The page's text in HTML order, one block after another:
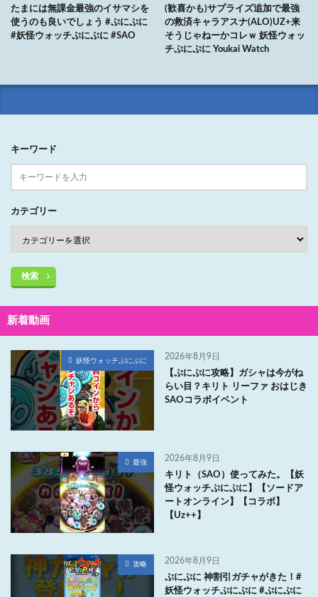
たまには無課金最強のイサマシを
使うのも良いでしょう #ぷにぷに
#妖怪ウォッチぷにぷに #SAO
(歓喜かも)サプライズ追加で最強
の救済キャラアスナ(ALO)UZ+来
そうじゃねーかコレｗ 妖怪ウォッ
チぷにぷに Youkai Watch
キーワード
カテゴリー
検索
新着動画
妖怪ウォッチぷにぷに 2026年8月9日
【ぷにぷに攻略】ガシャは今がね
らい目？キリト リーファ おはじき
SAOコラボイベント
最強 2026年8月9日
キリト（SAO）使ってみた。【妖
怪ウォッチぷにぷに】【ソードア
ートオンライン】【コラボ】
【Uz++】
攻略 2026年8月9日
ぷにぷに 神割引ガチャがきた！#
妖怪ウォッチぷにぷに #ぷにぷに